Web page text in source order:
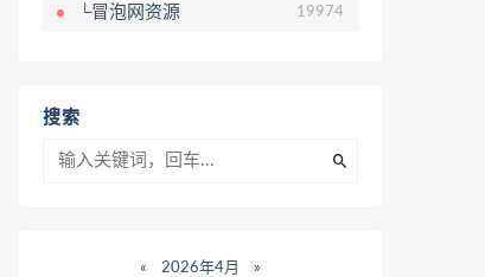
└冒泡网资源 19974
搜索
« 2026年4月 »